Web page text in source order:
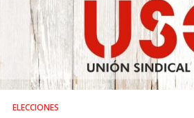
ELECCIONES